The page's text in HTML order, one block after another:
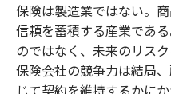
保険は製造業ではない。
信頼を蓄積する産業であ
のではなく、未来のリス
保険会社の競争力は結局
じて契約を維持するかにか